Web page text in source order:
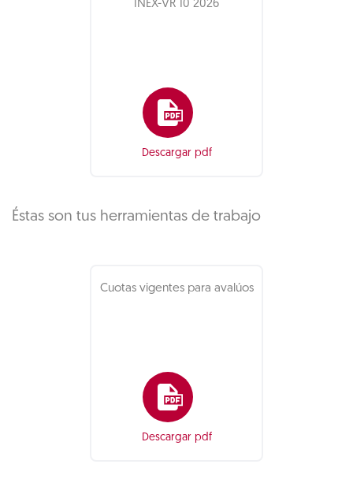
INEX-VR 10 2026
Descargar pdf
Éstas son tus herramientas de trabajo
Cuotas vigentes para avalúos
Descargar pdf